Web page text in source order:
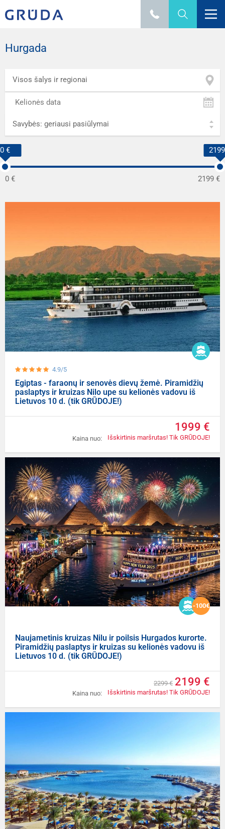
Hurgada
Visos šalys ir regionai
Savybės: geriausi pasiūlymai
0 €
0 € 2199 €
4.9/5
Egiptas - faraonų ir senovės dievų žemė. Piramidžių
paslaptys ir kruizas Nilo upe su kelionės vadovu iš
Lietuvos 10 d. (tik GRŪDOJE!)
Kaina nuo:
1999 €
Išskirtinis maršrutas! Tik GRŪDOJE!
-100€
Naujametinis kruizas Nilu ir poilsis Hurgados kurorte.
Piramidžių paslaptys ir kruizas su kelionės vadovu iš
Lietuvos 10 d. (tik GRŪDOJE!)
Kaina nuo:
2299 € 2199 €
Išskirtinis maršrutas! Tik GRŪDOJE!